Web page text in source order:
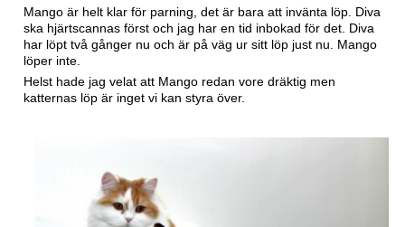
Mango är helt klar för parning, det är bara att invänta löp. Diva
ska hjärtscannas först och jag har en tid inbokad för det. Diva
har löpt två gånger nu och är på väg ur sitt löp just nu. Mango
löper inte.
Helst hade jag velat att Mango redan vore dräktig men
katternas löp är inget vi kan styra över.